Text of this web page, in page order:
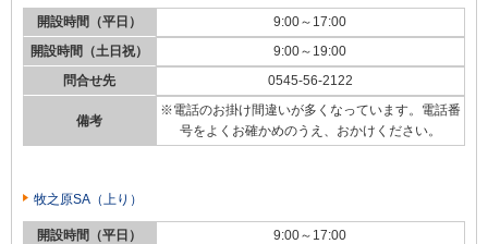
開設時間（平日）
9:00～17:00
開設時間（土日祝）
9:00～19:00
問合せ先
0545-56-2122
備考
※電話のお掛け間違いが多くなっています。電話番
号をよくお確かめのうえ、おかけください。
牧之原SA（上り）
開設時間（平日）
9:00～17:00